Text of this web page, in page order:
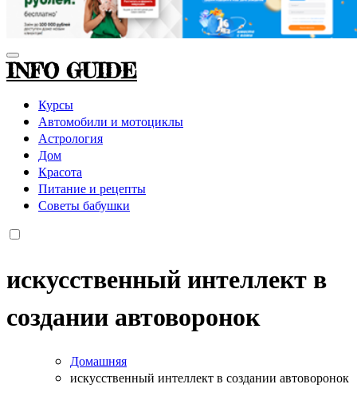
INFO GUIDE
Курсы
Автомобили и мотоциклы
Астрология
Дом
Красота
Питание и рецепты
Советы бабушки
искусственный интеллект в
создании автоворонок
Домашняя
искусственный интеллект в создании автоворонок